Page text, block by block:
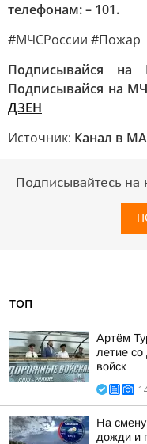
телефонам: – 101.
#МЧСРоссии #Пожар
Подписывайся
Подписывайся на
ДЗЕН
Источник: Канал в
Подписывайтесь на
ТОП
Артём
летие
войск
На
дожди и